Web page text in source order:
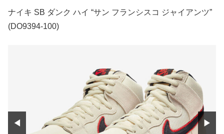
ナイキ SB ダンク ハイ “サン フランシスコ ジャイアンツ”
(DO9394-100)
◀ ▶